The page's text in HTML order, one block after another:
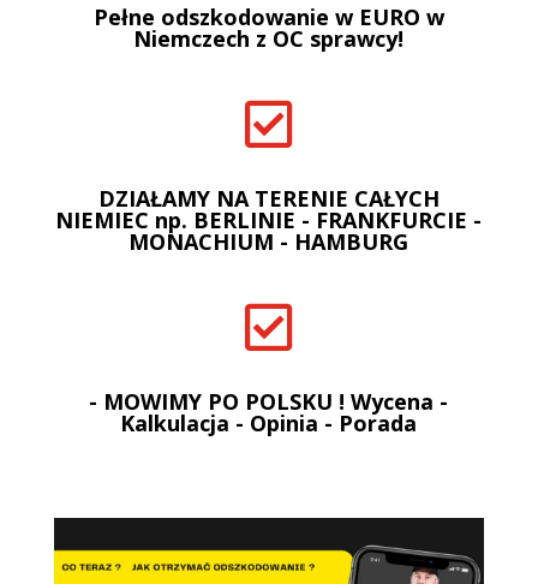
Pełne odszkodowanie w EURO w
Niemczech z OC sprawcy!

DZIAŁAMY NA TERENIE CAŁYCH
NIEMIEC np. BERLINIE - FRANKFURCIE -
MONACHIUM - HAMBURG

- MOWIMY PO POLSKU ! Wycena -
Kalkulacja - Opinia - Porada